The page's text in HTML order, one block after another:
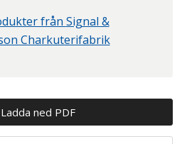
från Signal &
Charkuterifabrik
Ladda ned PDF